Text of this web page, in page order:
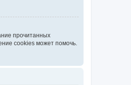
прочитанных
cookies может помочь.